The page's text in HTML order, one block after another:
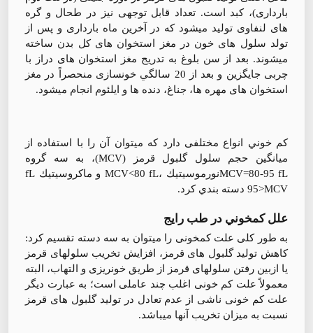
بارداری)، كبد است. تعداد قابل توجهی نيز در طحال و گره
های لنفاوی توليد ميشود كه در آخرين ماه بارداری و پس از
تولد سلول های خون در مغز استخوان های كل بدن ساخته
ميشوند. بعد از سن بلوغ به تدريج مغز استخوان های دراز با
چربی جايگزين و بعد از 20 سالگي خونسازی منحصراً در مغز
استخوان های مهره ها، جناغ، دنده ها و ايلئوم انجام ميشود.
كم خوني انواع مختلفی دارد كه ميتوان آن را با استفاده از
ميانگين حجم سلول گلبول قرمز (MCV)، به سه گروه
MCV=80-95 fLنورموسيتيك ،MCV<80 fL و ماكروسيتيك fL
95>MCV دسته بندي كرد.
علل كمخوني در طب رايج
به طور كلی علت كمخونی را ميتوان به سه دسته تقسيم كرد:
كاهش توليد گلبول های قرمز، افزايش تخريب سلولهای قرمز
يا ازبين رفتن سلولهای قرمز از طريق خونريزی و التهاب، البته
معمولاً علت كم خونی اغلب چند عاملی است؛ به عبارت ديگر
علت كم خونی ناشی از عدم تعادل در توليد گلبول های قرمز
نسبت به ميزان تخريب آنها ميباشد.